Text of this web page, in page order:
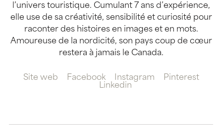
l’univers touristique. Cumulant 7 ans d’expérience,
elle use de sa créativité, sensibilité et curiosité pour
raconter des histoires en images et en mots.
Amoureuse de la nordicité, son pays coup de cœur
restera à jamais le Canada.
Site web Facebook Instagram
Pinterest
Linkedin